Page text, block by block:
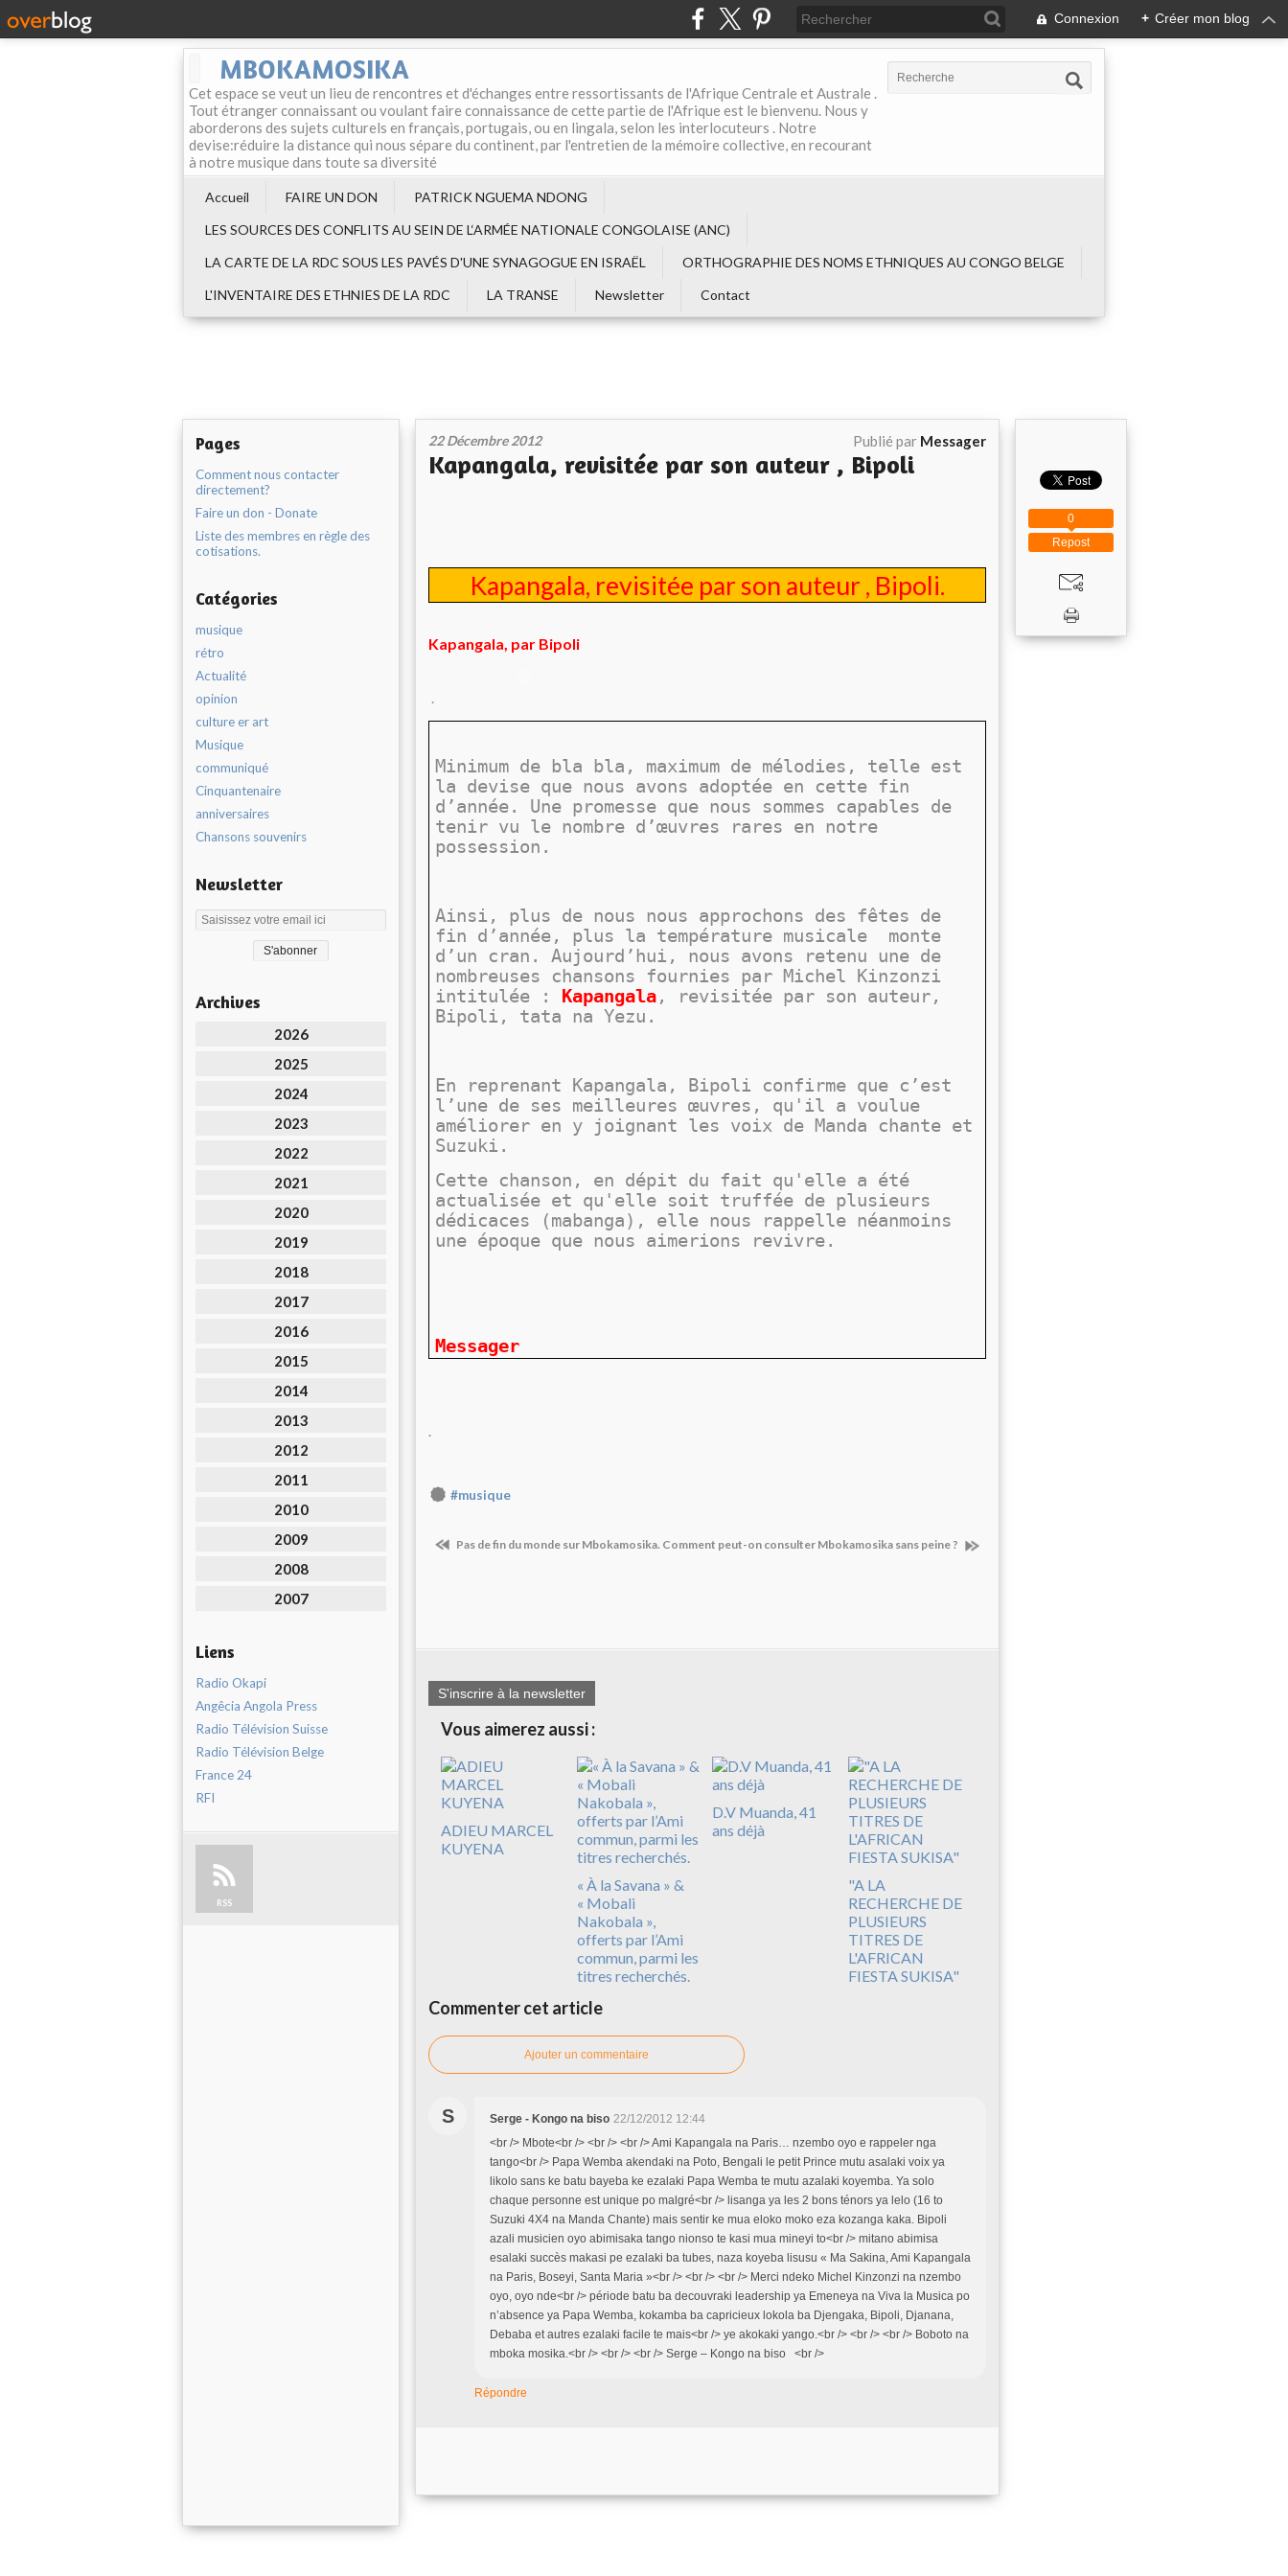
Connexion + Créer mon blog
MBOKAMOSIKA
Cet espace se veut un lieu de rencontres et d'échanges entre ressortissants de l'Afrique Centrale et Australe .
Tout étranger connaissant ou voulant faire connaissance de cette partie de l'Afrique est le bienvenu. Nous y
aborderons des sujets culturels en français, portugais, ou en lingala, selon les interlocuteurs . Notre
devise:réduire la distance qui nous sépare du continent, par l'entretien de la mémoire collective, en recourant
à notre musique dans toute sa diversité
Accueil FAIRE UN DON
PATRICK NGUEMA NDONG
LES SOURCES DES CONFLITS AU SEIN DE L‘ARMÉE NATIONALE CONGOLAISE (ANC)
LA CARTE DE LA RDC SOUS LES PAVÉS D'UNE SYNAGOGUE EN ISRAËL
ORTHOGRAPHIE DES NOMS ETHNIQUES AU CONGO BELGE
L'INVENTAIRE DES ETHNIES DE LA RDC
LA TRANSE Newsletter Contact
Pages
Comment nous contacter
directement?
Faire un don - Donate
Liste des membres en règle des
cotisations.
Catégories
musique
rétro
Actualité
opinion
culture er art
Musique
communiqué
Cinquantenaire
anniversaires
Chansons souvenirs
Newsletter
Archives
2026
2025
2024
2023
2022
2021
2020
2019
2018
2017
2016
2015
2014
2013
2012
2011
2010
2009
2008
2007
Liens
Radio Okapi
Angêcia Angola Press
Radio Télévision Suisse
Radio Télévision Belge
France 24
RFI
RSS
22 Décembre 2012 Publié par Messager
Kapangala, revisitée par son auteur , Bipoli
Kapangala, revisitée par son auteur , Bipoli.
Kapangala, par Bipoli
.
Minimum de bla bla, maximum de mélodies, telle est
la devise que nous avons adoptée en cette fin
d’année. Une promesse que nous sommes capables de
tenir vu le nombre d’œuvres rares en notre
possession.
Ainsi, plus de nous nous approchons des fêtes de
fin d’année, plus la température musicale
monte
d’un cran. Aujourd’hui, nous avons retenu une de
nombreuses chansons fournies par Michel Kinzonzi
intitulée :
Kapangala, revisitée par son auteur,
Bipoli, tata na Yezu.
En reprenant Kapangala, Bipoli confirme que c’est
l’une de ses meilleures œuvres, qu'il a voulue
améliorer en y joignant les voix de Manda chante et
Suzuki.
Cette chanson, en dépit du fait qu'elle a été
actualisée et qu'elle soit truffée de plusieurs
dédicaces (mabanga), elle nous rappelle néanmoins
une époque que nous aimerions revivre.
Messager
.
#musique
Pas de fin du monde sur Mbokamosika. Comment peut-on consulter Mbokamosika sans peine ?
S'inscrire à la newsletter
Vous aimerez aussi :
ADIEU MARCEL
KUYENA
« À la Savana » &
« Mobali
Nakobala »,
offerts par l’Ami
commun, parmi les
titres recherchés.
D.V Muanda, 41
ans déjà
"A LA
RECHERCHE DE
PLUSIEURS
TITRES DE
L'AFRICAN
FIESTA SUKISA"
Commenter cet article
Ajouter un commentaire
S Serge - Kongo na biso 22/12/2012 12:44
<br /> Mbote<br /> <br /> <br /> Ami Kapangala na Paris… nzembo oyo e rappeler nga
tango<br /> Papa Wemba akendaki na Poto, Bengali le petit Prince mutu asalaki voix ya
likolo sans ke batu bayeba ke ezalaki Papa Wemba te mutu azalaki koyemba. Ya solo
chaque personne est unique po malgré<br /> lisanga ya les 2 bons ténors ya lelo (16 to
Suzuki 4X4 na Manda Chante) mais sentir ke mua eloko moko eza kozanga kaka. Bipoli
azali musicien oyo abimisaka tango nionso te kasi mua mineyi to<br /> mitano abimisa
esalaki succès makasi pe ezalaki ba tubes, naza koyeba lisusu « Ma Sakina, Ami Kapangala
na Paris, Boseyi, Santa Maria »<br /> <br /> <br /> Merci ndeko Michel Kinzonzi na nzembo
oyo, oyo nde<br /> période batu ba decouvraki leadership ya Emeneya na Viva la Musica po
n’absence ya Papa Wemba, kokamba ba capricieux lokola ba Djengaka, Bipoli, Djanana,
Debaba et autres ezalaki facile te mais<br /> ye akokaki yango.<br /> <br /> <br /> Boboto na
mboka mosika.<br /> <br /> <br /> Serge – Kongo na biso <br />
Répondre
Repost
0